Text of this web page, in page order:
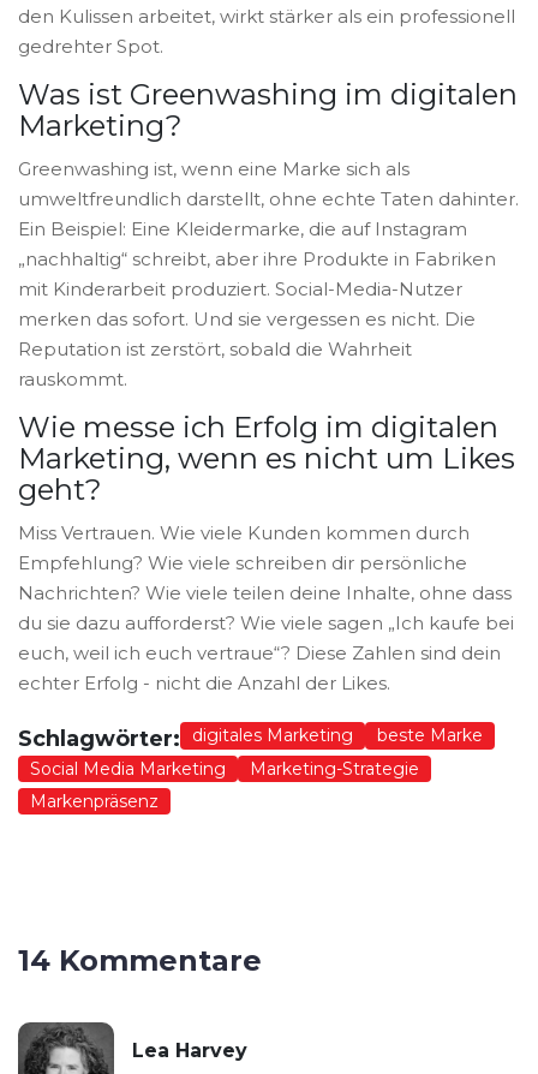
den Kulissen arbeitet, wirkt stärker als ein professionell
gedrehter Spot.
Was ist Greenwashing im digitalen
Marketing?
Greenwashing ist, wenn eine Marke sich als
umweltfreundlich darstellt, ohne echte Taten dahinter.
Ein Beispiel: Eine Kleidermarke, die auf Instagram
„nachhaltig“ schreibt, aber ihre Produkte in Fabriken
mit Kinderarbeit produziert. Social-Media-Nutzer
merken das sofort. Und sie vergessen es nicht. Die
Reputation ist zerstört, sobald die Wahrheit
rauskommt.
Wie messe ich Erfolg im digitalen
Marketing, wenn es nicht um Likes
geht?
Miss Vertrauen. Wie viele Kunden kommen durch
Empfehlung? Wie viele schreiben dir persönliche
Nachrichten? Wie viele teilen deine Inhalte, ohne dass
du sie dazu aufforderst? Wie viele sagen „Ich kaufe bei
euch, weil ich euch vertraue“? Diese Zahlen sind dein
echter Erfolg - nicht die Anzahl der Likes.
Schlagwörter: digitales Marketing
beste Marke
Social Media Marketing
Marketing-Strategie
Markenpräsenz
14 Kommentare
Lea Harvey